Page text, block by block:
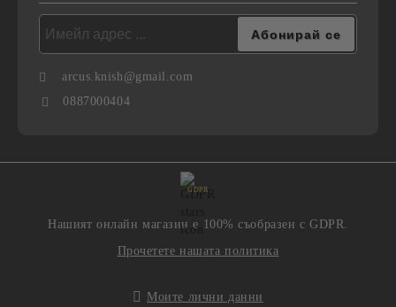
arcus.knish@gmail.com
0887000404
GDPR
Нашият онлайн магазин е 100% съобразен с GDPR.
Прочетете нашата политика
Моите лични данни